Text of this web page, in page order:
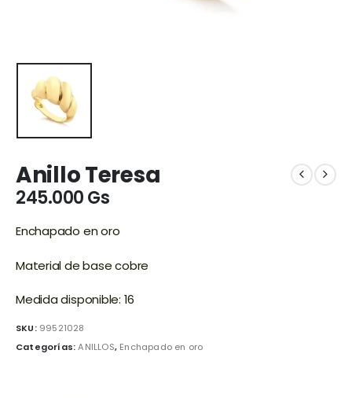
Anillo Teresa
245.000Gs
Enchapado en oro
Material de base cobre
Medida disponible: 16
SKU: 99521028
Categorías:ANILLOS, Enchapado en oro